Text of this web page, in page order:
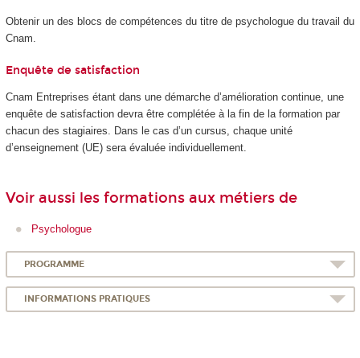
Obtenir un des blocs de compétences du titre de psychologue du travail du
Cnam.
Enquête de satisfaction
Cnam Entreprises étant dans une démarche d’amélioration continue, une
enquête de satisfaction devra être complétée à la fin de la formation par
chacun des stagiaires. Dans le cas d’un cursus, chaque unité
d’enseignement (UE) sera évaluée individuellement.
Voir aussi les formations aux métiers de
Psychologue
PROGRAMME
INFORMATIONS PRATIQUES